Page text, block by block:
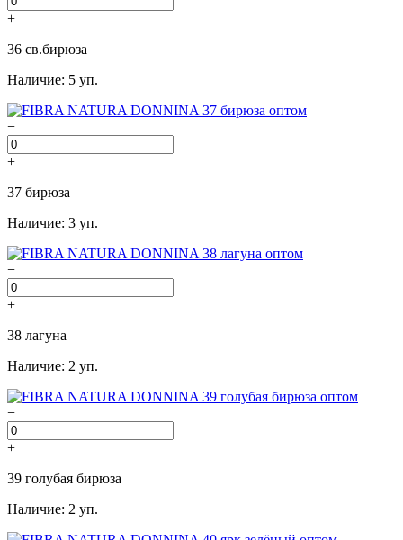
+
36 св.бирюза
Наличие: 5 уп.
−
+
37 бирюза
Наличие: 3 уп.
−
+
38 лагуна
Наличие: 2 уп.
−
+
39 голубая бирюза
Наличие: 2 уп.